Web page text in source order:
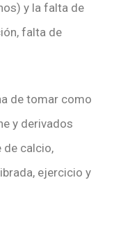
y la falta de
falta de
de tomar como
y derivados
de calcio,
ejercicio y